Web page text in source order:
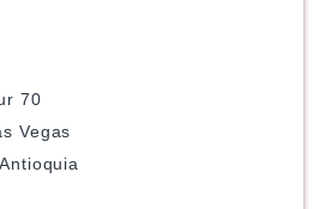
70
Vegas